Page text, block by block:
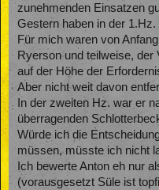
zunehmenden Einsatzen
Gestern haben in der
Für mich waren von
Ryerson und teilweise, der
auf der Höhe der
Aber nicht weit davon
In der zweiten Hz. war er
überragenden
Würde ich die
müssen, müsste ich nicht
Ich bewerte Anton eh nur
(vorausgesetzt Süle ist